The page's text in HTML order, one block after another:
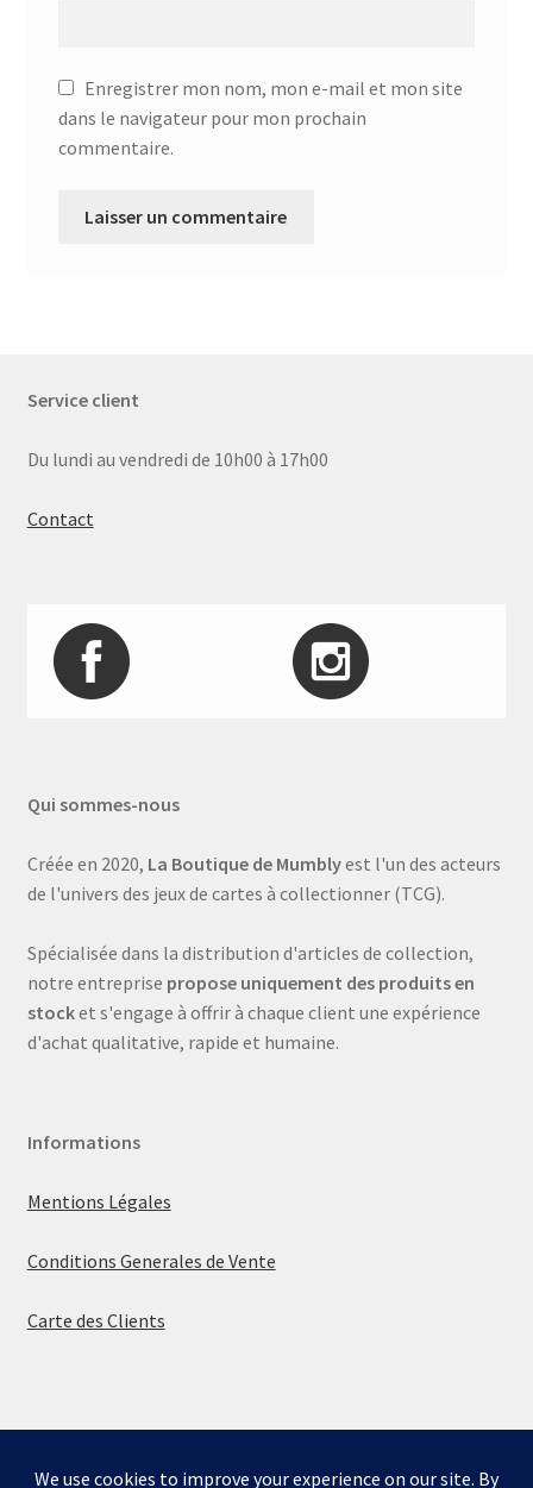
Enregistrer mon nom, mon e-mail et mon site
dans le navigateur pour mon prochain
commentaire.
Service client
Du lundi au vendredi de 10h00 à 17h00
Contact
Qui sommes-nous
Créée en 2020, La Boutique de Mumblyest l'un des acteurs
de l'univers des jeux de cartes à collectionner (TCG).
Spécialisée dans la distribution d'articles de collection,
notre entreprise propose uniquement des produits en
stocket s'engage à offrir à chaque client une expérience
d'achat qualitative, rapide et humaine.
Informations
Mentions Légales
Conditions Generales de Vente
Carte des Clients
© La boutique de Mumbly 2026